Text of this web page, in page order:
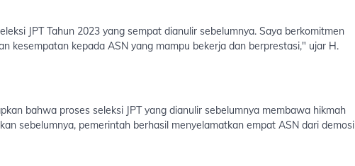
JPT Tahun 2023 yang sempat dianulir sebelumnya. Saya berkomitmen
kesempatan kepada ASN yang mampu bekerja dan berprestasi," ujar H.
bahwa proses seleksi JPT yang dianulir sebelumnya membawa hikmah
sebelumnya, pemerintah berhasil menyelamatkan empat ASN dari demosi